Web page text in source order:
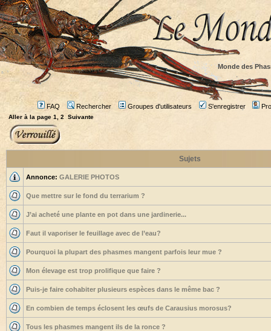
Monde des
FAQ Rechercher Groupes d'utilisateurs S'enregistrer
Aller à la page 1 2 Suivante
Sujets
Annonce: GALERIE PHOTOS
Que mettre sur le fond du terrarium ?
J’ai acheté une plante en pot dans une jardinerie...
Faut il vaporiser le feuillage avec de l’eau?
Pourquoi la plupart des phasmes mangent parfois leur mue ?
Mon élevage est trop prolifique que faire ?
Puis-je faire cohabiter plusieurs espèces dans le même bac ?
En combien de temps éclosent les œufs de Carausius morosus?
Tous les phasmes mangent ils de la ronce ?